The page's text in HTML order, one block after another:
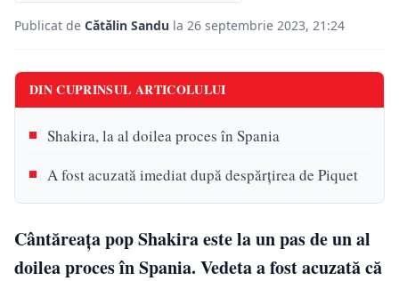
Publicat de Cătălin Sandu la 26 septembrie 2023, 21:24
DIN CUPRINSUL ARTICOLULUI
Shakira, la al doilea proces în Spania
A fost acuzată imediat după despărțirea de Piquet
Cântăreaţa pop Shakira este la un pas de un al
doilea proces în Spania. Vedeta a fost acuzată că